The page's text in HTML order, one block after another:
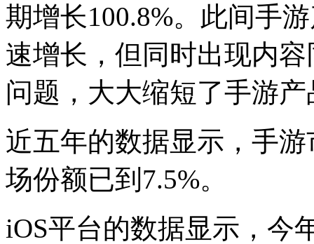
期增长100.8%。此间手
速增长，但同时出现内
问题，大大缩短了手游
近五年的数据显示，手
场份额已到7.5%。
iOS平台的数据显示，今